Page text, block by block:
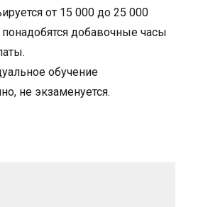
от 15 000 до 25 000
добавочные часы
обучение
не экзаменуется.